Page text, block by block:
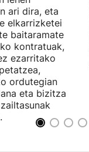
ari dira, eta
elkarrizketei
baitaramate
kontratuak,
ezarritako
ordutegian
eta bizitza